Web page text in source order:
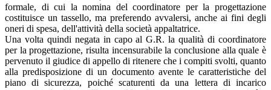
formale, di cui la nomina del coordinatore per la progettazione
costituisce un tassello, ma preferendo avvalersi, anche ai fini degli
oneri di spesa, dell'attività della società appaltatrice.
Una volta quindi negata in capo al G.R. la qualità di coordinatore
per la progettazione, risulta incensurabile la conclusione alla quale è
pervenuto il giudice di appello di ritenere che i compiti svolti, quanto
alla predisposizione di un documento avente le caratteristiche del
piano di sicurezza, poiché scaturenti da una lettera di incarico